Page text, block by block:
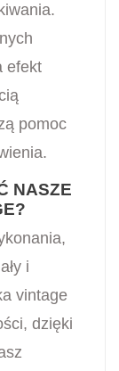
efekt
pomoc
NASZE
i
vintage
dzięki